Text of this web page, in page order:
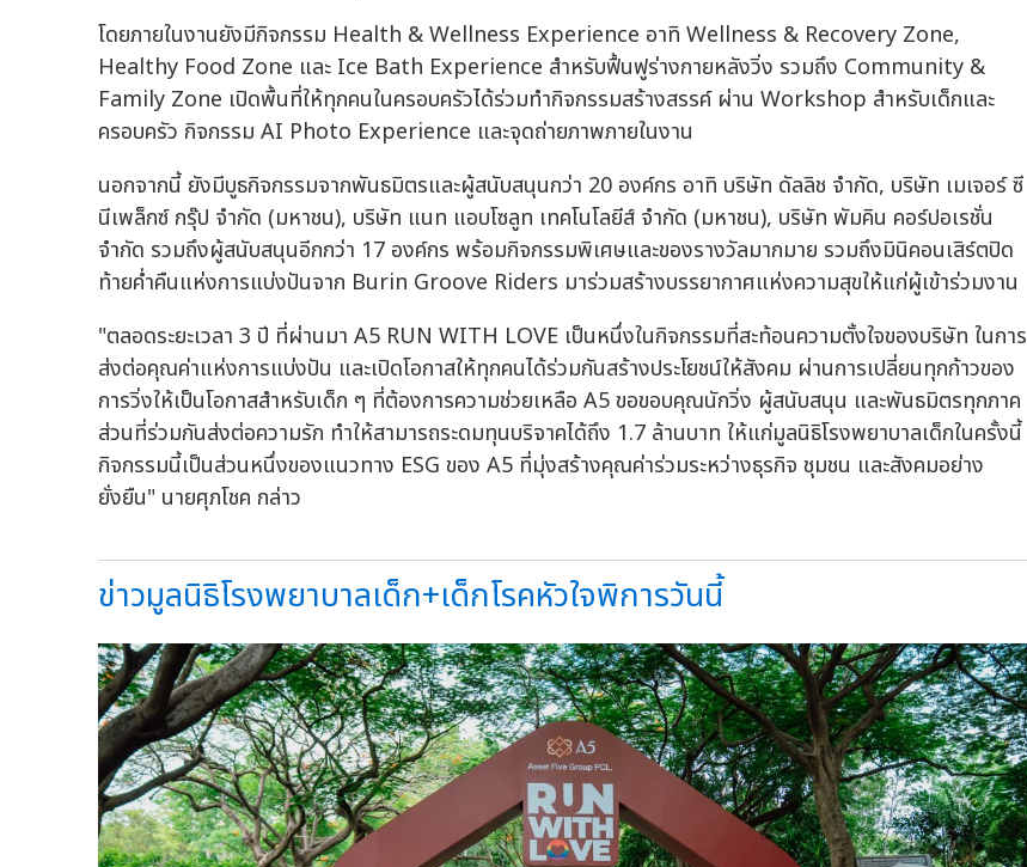
โดยภายในงานยังมีกิจกรรม Health & Wellness Experience อาทิ Wellness & Recovery Zone,
Healthy Food Zone และ Ice Bath Experience สำหรับฟื้นฟูร่างกายหลังวิ่ง รวมถึง Community &
Family Zone เปิดพื้นที่ให้ทุกคนในครอบครัวได้ร่วมทำกิจกรรมสร้างสรรค์ ผ่าน Workshop สำหรับเด็กและ
ครอบครัว กิจกรรม AI Photo Experience และจุดถ่ายภาพภายในงาน
นอกจากนี้ ยังมีบูธกิจกรรมจากพันธมิตรและผู้สนับสนุนกว่า 20 องค์กร อาทิ บริษัท ดัลลิช จำกัด, บริษัท เมเจอร์ ซี
นีเพล็กซ์ กรุ๊ป จำกัด (มหาชน), บริษัท แนท แอบโซลูท เทคโนโลยีส์ จำกัด (มหาชน), บริษัท พัมคิน คอร์ปอเรชั่น
จำกัด รวมถึงผู้สนับสนุนอีกกว่า 17 องค์กร พร้อมกิจกรรมพิเศษและของรางวัลมากมาย รวมถึงมินิคอนเสิร์ตปิด
ท้ายค่ำคืนแห่งการแบ่งปันจาก Burin Groove Riders มาร่วมสร้างบรรยากาศแห่งความสุขให้แก่ผู้เข้าร่วมงาน
"ตลอดระยะเวลา 3 ปี ที่ผ่านมา A5 RUN WITH LOVE เป็นหนึ่งในกิจกรรมที่สะท้อนความตั้งใจของบริษัท ในการ
ส่งต่อคุณค่าแห่งการแบ่งปัน และเปิดโอกาสให้ทุกคนได้ร่วมกันสร้างประโยชน์ให้สังคม ผ่านการเปลี่ยนทุกก้าวของ
การวิ่งให้เป็นโอกาสสำหรับเด็ก ๆ ที่ต้องการความช่วยเหลือ A5 ขอขอบคุณนักวิ่ง ผู้สนับสนุน และพันธมิตรทุกภาค
ส่วนที่ร่วมกันส่งต่อความรัก ทำให้สามารถระดมทุนบริจาคได้ถึง 1.7 ล้านบาท ให้แก่มูลนิธิโรงพยาบาลเด็กในครั้งนี้
กิจกรรมนี้เป็นส่วนหนึ่งของแนวทาง ESG ของ A5 ที่มุ่งสร้างคุณค่าร่วมระหว่างธุรกิจ ชุมชน และสังคมอย่าง
ยั่งยืน" นายศุภโชค กล่าว
ข่าวมูลนิธิโรงพยาบาลเด็ก+เด็กโรคหัวใจพิการวันนี้